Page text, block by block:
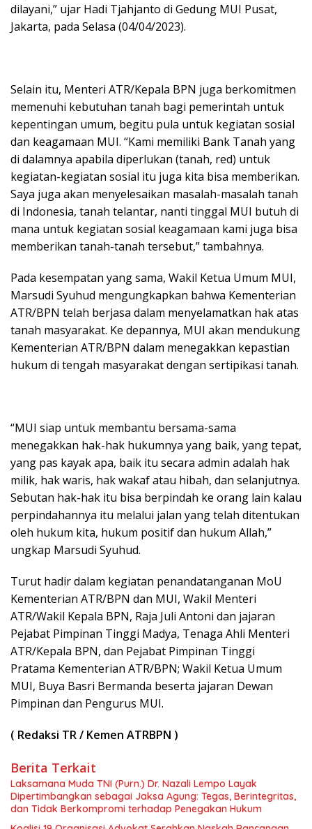
dilayani,” ujar Hadi Tjahjanto di Gedung MUI Pusat,
Jakarta, pada Selasa (04/04/2023).
Selain itu, Menteri ATR/Kepala BPN juga berkomitmen
memenuhi kebutuhan tanah bagi pemerintah untuk
kepentingan umum, begitu pula untuk kegiatan sosial
dan keagamaan MUI. “Kami memiliki Bank Tanah yang
di dalamnya apabila diperlukan (tanah, red) untuk
kegiatan-kegiatan sosial itu juga kita bisa memberikan.
Saya juga akan menyelesaikan masalah-masalah tanah
di Indonesia, tanah telantar, nanti tinggal MUI butuh di
mana untuk kegiatan sosial keagamaan kami juga bisa
memberikan tanah-tanah tersebut,” tambahnya.
Pada kesempatan yang sama, Wakil Ketua Umum MUI,
Marsudi Syuhud mengungkapkan bahwa Kementerian
ATR/BPN telah berjasa dalam menyelamatkan hak atas
tanah masyarakat. Ke depannya, MUI akan mendukung
Kementerian ATR/BPN dalam menegakkan kepastian
hukum di tengah masyarakat dengan sertipikasi tanah.
“MUI siap untuk membantu bersama-sama
menegakkan hak-hak hukumnya yang baik, yang tepat,
yang pas kayak apa, baik itu secara admin adalah hak
milik, hak waris, hak wakaf atau hibah, dan selanjutnya.
Sebutan hak-hak itu bisa berpindah ke orang lain kalau
perpindahannya itu melalui jalan yang telah ditentukan
oleh hukum kita, hukum positif dan hukum Allah,”
ungkap Marsudi Syuhud.
Turut hadir dalam kegiatan penandatanganan MoU
Kementerian ATR/BPN dan MUI, Wakil Menteri
ATR/Wakil Kepala BPN, Raja Juli Antoni dan jajaran
Pejabat Pimpinan Tinggi Madya, Tenaga Ahli Menteri
ATR/Kepala BPN, dan Pejabat Pimpinan Tinggi
Pratama Kementerian ATR/BPN; Wakil Ketua Umum
MUI, Buya Basri Bermanda beserta jajaran Dewan
Pimpinan dan Pengurus MUI.
( Redaksi TR / Kemen ATRBPN )
Berita Terkait
Laksamana Muda TNI (Purn.) Dr. Nazali Lempo Layak
Dipertimbangkan sebagai Jaksa Agung: Tegas, Berintegritas,
dan Tidak Berkompromi terhadap Penegakan Hukum